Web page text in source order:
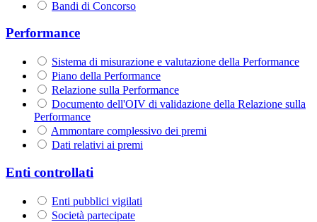
Bandi di Concorso
Performance
Sistema di misurazione e valutazione della Performance
Piano della Performance
Relazione sulla Performance
Documento dell'OIV di validazione della Relazione sulla
Performance
Ammontare complessivo dei premi
Dati relativi ai premi
Enti controllati
Enti pubblici vigilati
Società partecipate